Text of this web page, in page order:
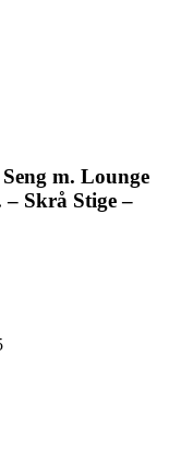
m. Lounge
Skrå Stige –